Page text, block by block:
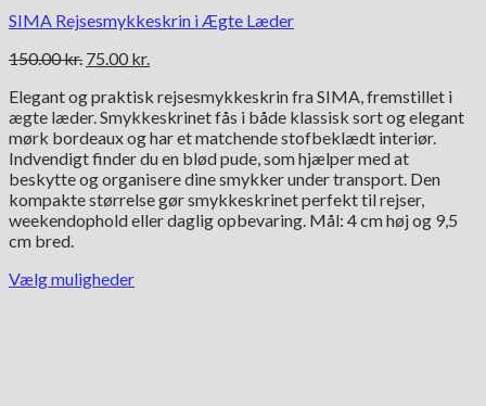
SIMA Rejsesmykkeskrin i Ægte Læder
150.00kr. Den
pris
var:
150.00 kr..
75.00 kr.
pris
er:
75.00 kr..
Elegant og praktisk rejsesmykkeskrin fra SIMA, fremstillet i
ægte læder. Smykkeskrinet fås i både klassisk sort og elegant
mørk bordeaux og har et matchende stofbeklædt interiør.
Indvendigt finder du en blød pude, som hjælper med at
beskytte og organisere dine smykker under transport. Den
kompakte størrelse gør smykkeskrinet perfekt til rejser,
weekendophold eller daglig opbevaring. Mål: 4 cm høj og 9,5
cm bred.
Vælg muligheder